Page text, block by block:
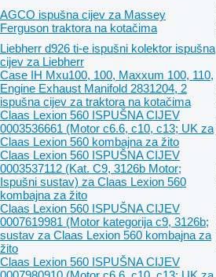
AGCO ispušna cijev za Massey
Ferguson traktora na kotačima
Liebherr d926 ti-e ispušni kolektor ispušna
cijev za Liebherr
Case IH Mxu100, 100, Maxxum 100, 110,
Engine Exhaust Manifold 2831204, 2
ispušna cijev za traktora na kotačima
Claas Lexion 560 ISPUŠNA CIJEV
0003536661 (Motor c6.6, c10, c13; UK za
Claas Lexion 560 kombajna za žito
Claas Lexion 560 ISPUŠNA CIJEV
0003537112 (Kat. C9, 3126b Motor;
Ispušni sustav) za Claas Lexion 560
kombajna za žito
Claas Lexion 560 ISPUŠNA CIJEV
0007619981 (Motor kategorija c9, 3126b;
sustav za Claas Lexion 560 kombajna za
žito
Claas Lexion 560 ISPUŠNA CIJEV